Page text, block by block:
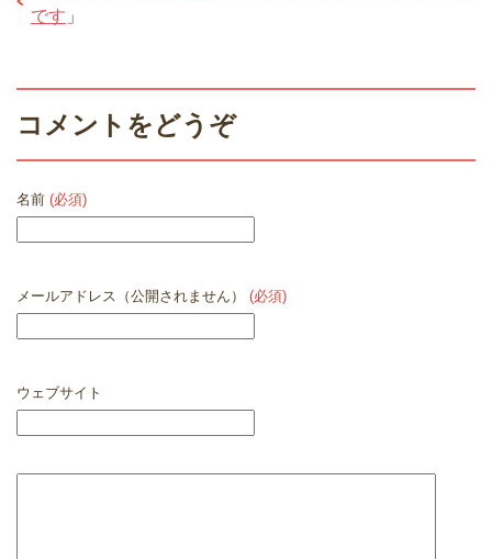
です 」
コメントをどうぞ
名前 (必須)
メールアドレス（公開されません） (必須)
ウェブサイト